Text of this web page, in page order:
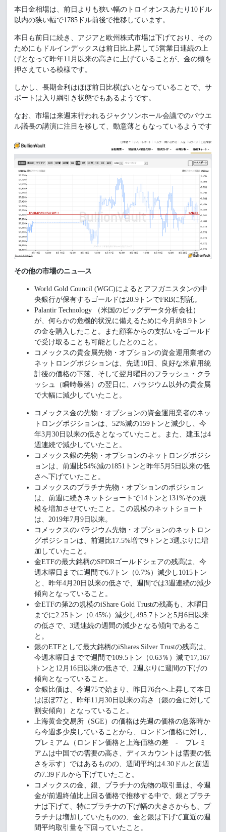
本日金相場は、前日よりも狭い幅のトロイオンスあたり10ドル
以内の狭い幅で1785ドル前後で推移しています。
本日も前日に続き、アジアと欧州株式市場は下げており、その
ためにもドルインデックスは前日比上昇して5営業日連続の上
げとなって昨年11月以来の高さに上げていることが、金の頭を
押さえている模様です。
しかし、長期金利はほぼ前日比横ばいとなっていることで、サ
ポートは入り綱引き状態でもあるようです。
なお、市場は来週末行われるジャクソンホール会議でのパウエ
ル議長の講演に注目を移して、動意薄ともなっているようです
その他の市場のニュ―ス
World Gold Council (WGC)によるとアフガニスタンの中
央銀行が保有するゴールドは20.9トンでFRBに預託。
Palantir Technology （米国のビッグデータ分析会社）
が、何らかの危機的状況に備えるために今月約8.9トン
の金を購入したこと。また顧客からの支払いをゴールド
で受け取ることも可能としたとのこと。
コメックスの貴金属先物・オプションの資金運用業者の
ネットロングポジションは、先週10日、良好な米雇用統
計後の価格の下落、そして翌月曜日のフラッシュ・クラ
ッシュ（瞬時暴落）の翌日に、パラジウム以外の貴金属
で大幅に減少していたこと。
コメックス金の先物・オプションの資金運用業者のネッ
トロングポジションは、52%減の159トンと減少し、今
年3月30日以来の低さとなっていたこと。また、建玉は4
週連続で減少していたこと。
コメックス銀の先物・オプションのネットロングポジシ
ョンは、前週比54%減の1851トンと昨年5月5日以来の低
さへ下げていたこと。
コメックスのプラチナ先物・オプションのポジション
は、前週に続きネットショートで14トンと131%その規
模を増加させていたこと。この規模のネットショート
は、2019年7月9日以来。
コメックスのパラジウム先物・オプションのネットロン
グポジションは、前週比17.5%増で9トンと3週ぶりに増
加していたこと。
金ETFの最大銘柄のSPDRゴールドシェアの残高は、今
週木曜日までに週間で6.7トン（0.7%）減少し1015トン
と、昨年4月20日以来の低さで、週間では3週連続の減少
傾向となっていること。
金ETFの第2の規模のiShare Gold Trustの残高も、木曜日
までに2.25トン（0.45%）減少し495.7トンと5月6日以来
の低さで、3週連続の週間の減少となる傾向であるこ
と。
銀のETFとして最大銘柄のiShares Silver Trustの残高は、
今週木曜日までで週間で109.5トン（0.63％）減で17,167
トンと12月16日以来の低さで、2週ぶりに週間の下げの
傾向となっていること。
金銀比価は、今週75で始まり、昨日76台へ上昇して本日
はほぼ77と、昨年11月30日以来の高さ（銀の金に対して
割安傾向）となっていること。
上海黄金交易所（SGE）の価格は先週の価格の急落時か
ら今週多少戻していることから、ロンドン価格に対し、
プレミアム（ロンドン価格と上海価格の差 - プレミ
アムは中国での需要の高さ、ディスカウントは需要の低
さを示す）ではあるものの、週間平均は4.30ドルと前週
の7.39ドルから下げていたこと。
コメックスの金、銀、プラチナの先物の取引量は、今週
金が前週終値比上回る価格で推移する中で、銀とプラチ
ナは下げて、特にプラチナの下げ幅の大きさからも、プ
ラチナは増加していたものの、金と銀は下げて直近の週
間平均取引量を下回っていたこと。